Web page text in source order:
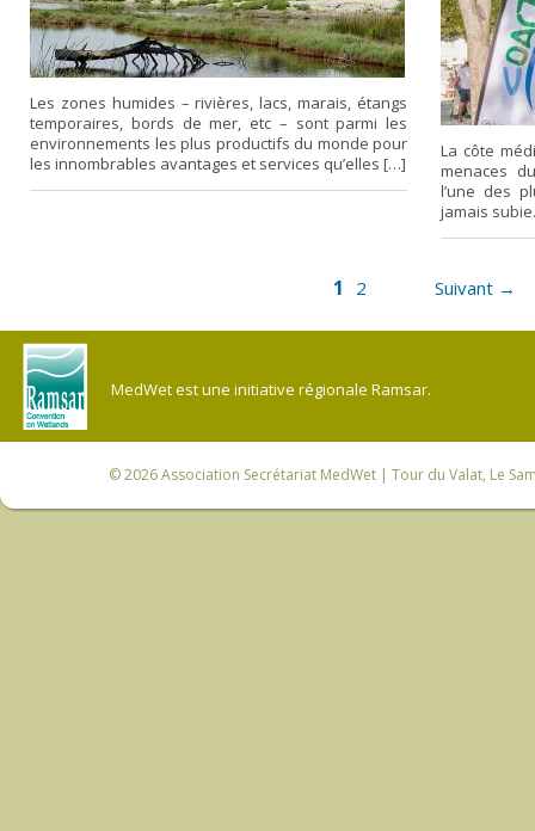
Les zones humides – rivières, lacs, marais, étangs
temporaires, bords de mer, etc – sont parmi les
environnements les plus productifs du monde pour
les innombrables avantages et services qu’elles […]
La côte
menaces
l’une des
jamais
1 2 Suivant →
MedWet est une initiative régionale Ramsar.
© 2026Association Secrétariat MedWet | Tour du Valat, Le